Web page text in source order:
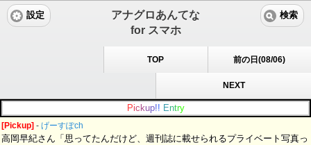
アナグロあんてな
for スマホ
設定 検索
TOP 前の日(08/06)
NEXT
Pic kup!! Entry
[Pickup] - げーすぽch
高岡早紀さん「思ってたんだけど、週刊誌に載せられるプライベート写真っ